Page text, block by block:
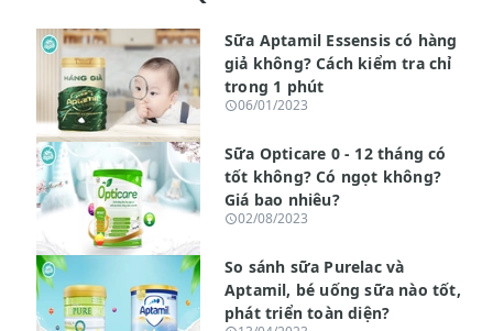
Sữa Aptamil Essensis có hàng
giả không? Cách kiểm tra chỉ
trong 1 phút
06/01/2023
Sữa Opticare 0 - 12 tháng có
tốt không? Có ngọt không?
Giá bao nhiêu?
02/08/2023
So sánh sữa Purelac và
Aptamil, bé uống sữa nào tốt,
phát triển toàn diện?